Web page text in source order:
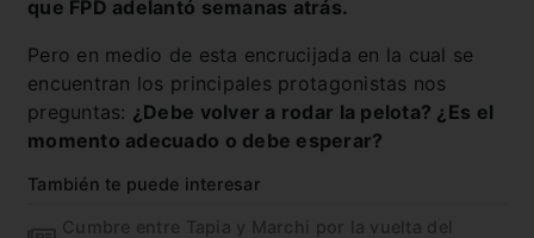
que FPD adelantó semanas atrás.
Pero en medio de esta encrucijada en la cual se
encuentran los principales protagonistas nos
preguntas: ¿Debe volver a rodar la pelota? ¿Es el
momento adecuado o debe esperar?
También te puede interesar
Cumbre entre Tapia y Marchi por la vuelta del